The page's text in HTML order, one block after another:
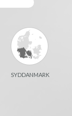
SYDDANMARK